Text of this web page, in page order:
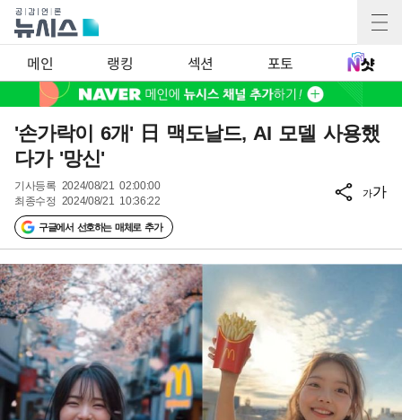
메인 랭킹 섹션 포토
'손가락이 6개' 日 맥도날드, AI 모델 사용했
다가 '망신'
기사등록 2024/08/21 02:00:00
최종수정 2024/08/21 10:36:22
구글에서 선호하는 매체로 추가
가가